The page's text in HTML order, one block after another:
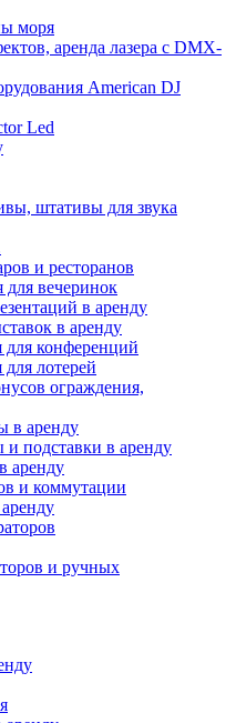
моря
аренда лазера с DMX-
American DJ
Led
штативы для звука
и ресторанов
для вечеринок
в аренду
в аренду
для конференций
лотерей
ограждения,
в аренду
подставки в аренду
аренду
и коммутации
и ручных